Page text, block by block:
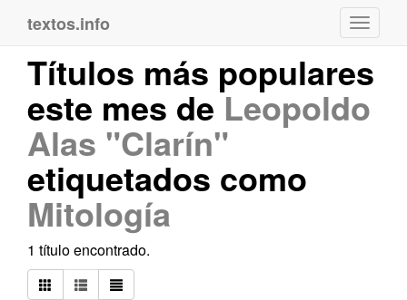
textos.info
Títulos más populares
este mes deLeopoldo
Alas "Clarín"
etiquetados como
Mitología
1 título encontrado.